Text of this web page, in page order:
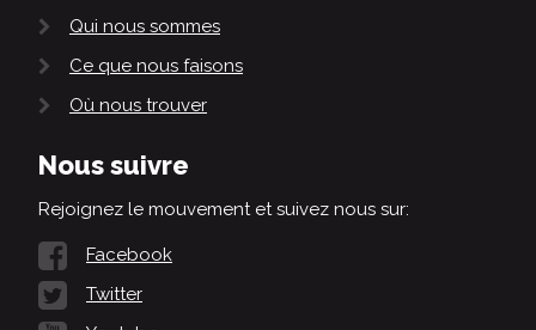
Qui nous sommes
Ce que nous faisons
Où nous trouver
Nous suivre
Rejoignez le mouvement et suivez nous sur:
Facebook
Twitter